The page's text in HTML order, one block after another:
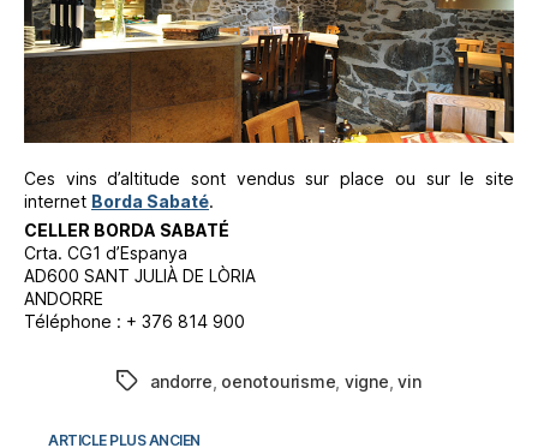
Ces vins d’altitude sont vendus sur place ou sur le site
internet Borda Sabaté.
CELLER BORDA SABATÉ
Crta. CG1 d’Espanya
AD600 SANT JULIÀ DE LÒRIA
ANDORRE
Téléphone : + 376 814 900
Étiquettes
andorre oenotourisme vigne ,vin